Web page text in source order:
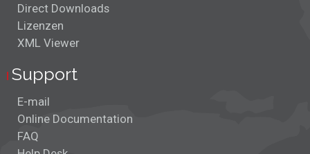
Direct Downloads
Lizenzen
XML Viewer
Support
E-mail
Online Documentation
FAQ